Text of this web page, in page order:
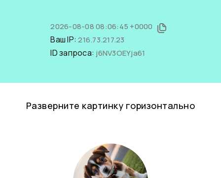
2026-08-08 08:06:45 +0000
Ваш IP:216.73.217.23
ID запроса: j6NV3OEYja61
Разверните картинку горизонтально